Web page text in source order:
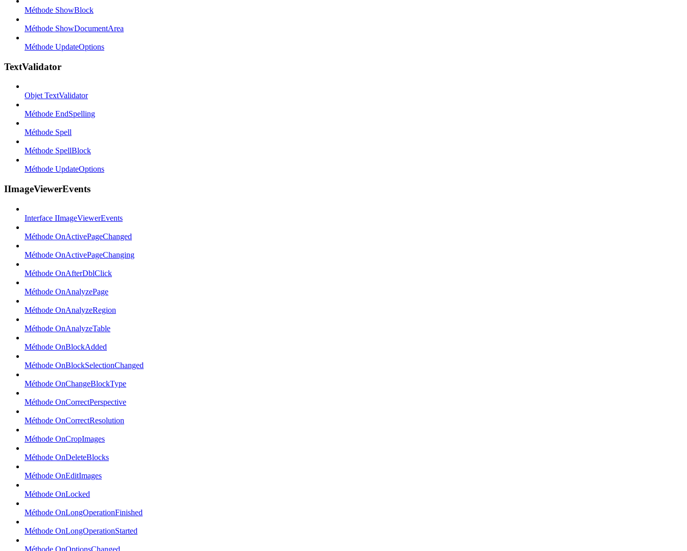
Méthode ShowBlock
Méthode ShowDocumentArea
Méthode UpdateOptions
TextValidator
Objet TextValidator
Méthode EndSpelling
Méthode Spell
Méthode SpellBlock
Méthode UpdateOptions
IImageViewerEvents
Interface IImageViewerEvents
Méthode OnActivePageChanged
Méthode OnActivePageChanging
Méthode OnAfterDblClick
Méthode OnAnalyzePage
Méthode OnAnalyzeRegion
Méthode OnAnalyzeTable
Méthode OnBlockAdded
Méthode OnBlockSelectionChanged
Méthode OnChangeBlockType
Méthode OnCorrectPerspective
Méthode OnCorrectResolution
Méthode OnCropImages
Méthode OnDeleteBlocks
Méthode OnEditImages
Méthode OnLocked
Méthode OnLongOperationFinished
Méthode OnLongOperationStarted
Méthode OnOptionsChanged